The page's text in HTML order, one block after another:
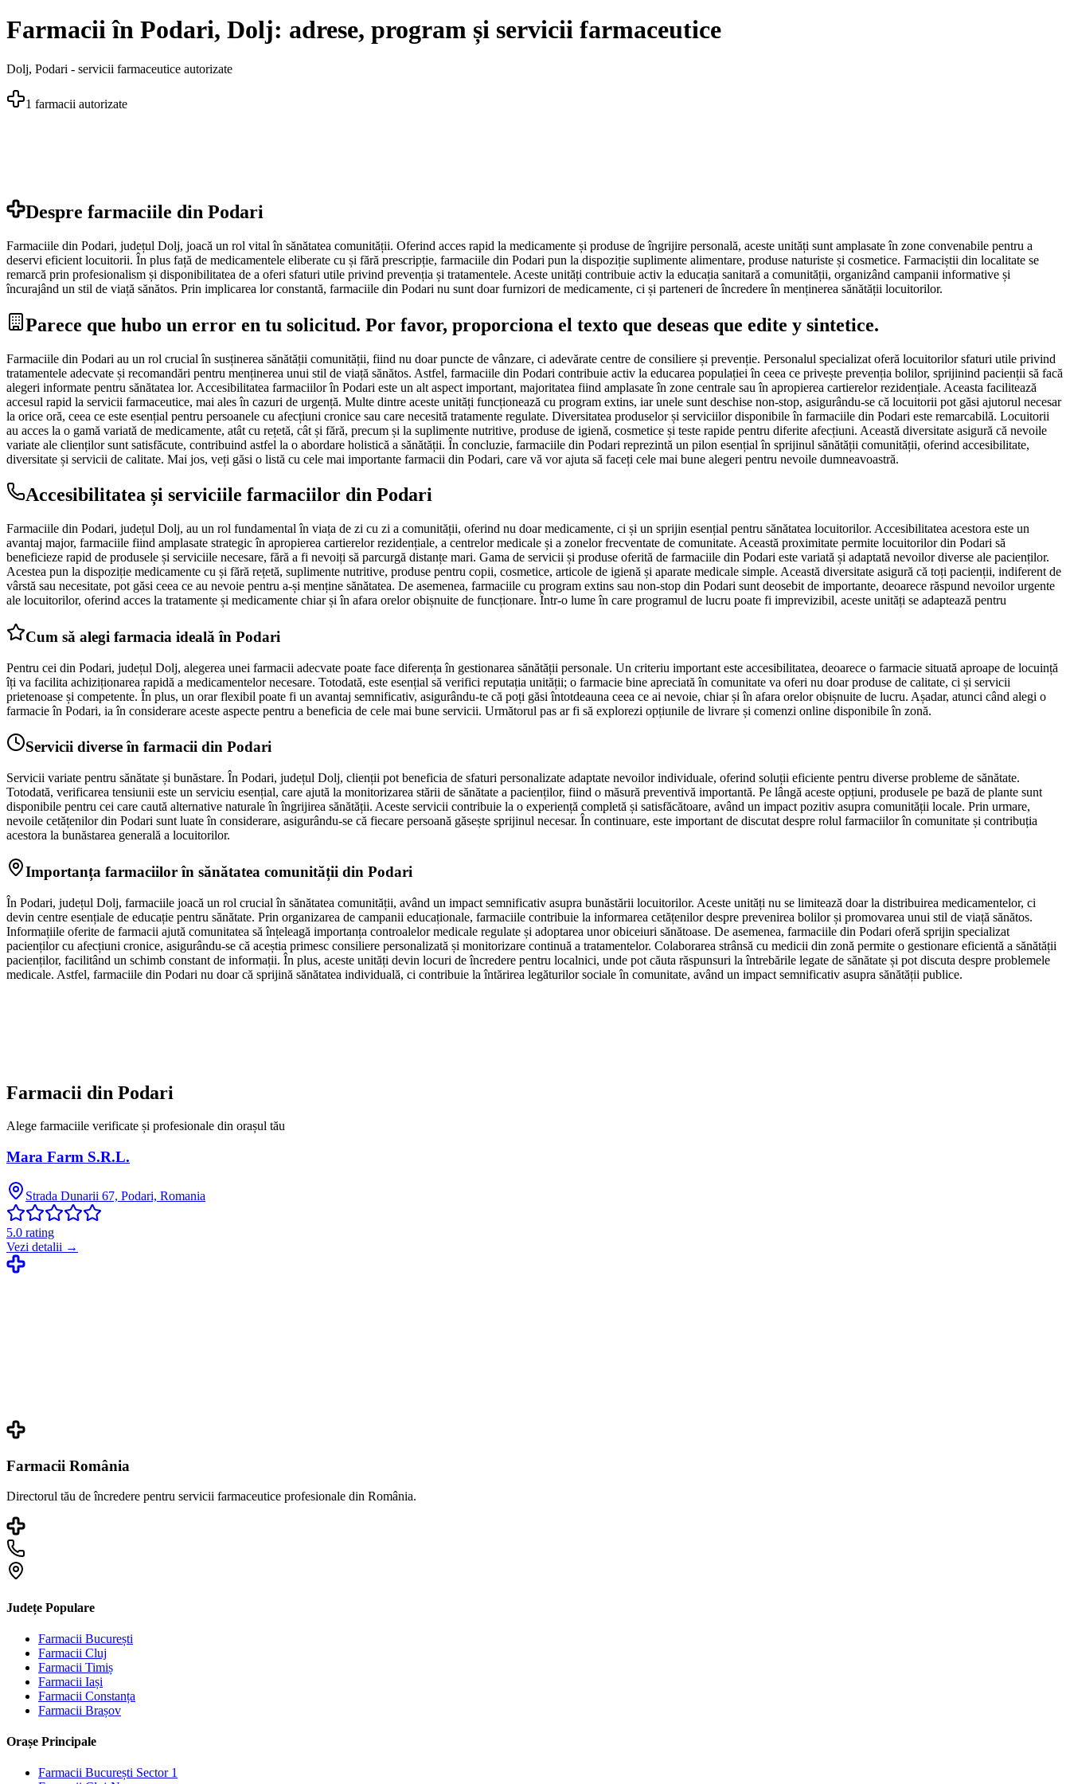
Farmacii în Podari, Dolj: adrese, program și servicii farmaceutice
Dolj, Podari - servicii farmaceutice autorizate
1 farmacii autorizate
Despre farmaciile din Podari
Farmaciile din Podari, județul Dolj, joacă un rol vital în sănătatea comunității. Oferind acces rapid la medicamente și produse de îngrijire personală, aceste unități sunt amplasate în zone convenabile pentru a
deservi eficient locuitorii. În plus față de medicamentele eliberate cu și fără prescripție, farmaciile din Podari pun la dispoziție suplimente alimentare, produse naturiste și cosmetice. Farmaciștii din localitate se
remarcă prin profesionalism și disponibilitatea de a oferi sfaturi utile privind prevenția și tratamentele. Aceste unități contribuie activ la educația sanitară a comunității, organizând campanii informative și
încurajând un stil de viață sănătos. Prin implicarea lor constantă, farmaciile din Podari nu sunt doar furnizori de medicamente, ci și parteneri de încredere în menținerea sănătății locuitorilor.
Parece que hubo un error en tu solicitud. Por favor, proporciona el texto que deseas que edite y sintetice.
Farmaciile din Podari au un rol crucial în susținerea sănătății comunității, fiind nu doar puncte de vânzare, ci adevărate centre de consiliere și prevenție. Personalul specializat oferă locuitorilor sfaturi utile privind
tratamentele adecvate și recomandări pentru menținerea unui stil de viață sănătos. Astfel, farmaciile din Podari contribuie activ la educarea populației în ceea ce privește prevenția bolilor, sprijinind pacienții să facă
alegeri informate pentru sănătatea lor. Accesibilitatea farmaciilor în Podari este un alt aspect important, majoritatea fiind amplasate în zone centrale sau în apropierea cartierelor rezidențiale. Aceasta facilitează
accesul rapid la servicii farmaceutice, mai ales în cazuri de urgență. Multe dintre aceste unități funcționează cu program extins, iar unele sunt deschise non-stop, asigurându-se că locuitorii pot găsi ajutorul necesar
la orice oră, ceea ce este esențial pentru persoanele cu afecțiuni cronice sau care necesită tratamente regulate. Diversitatea produselor și serviciilor disponibile în farmaciile din Podari este remarcabilă. Locuitorii
au acces la o gamă variată de medicamente, atât cu rețetă, cât și fără, precum și la suplimente nutritive, produse de igienă, cosmetice și teste rapide pentru diferite afecțiuni. Această diversitate asigură că nevoile
variate ale clienților sunt satisfăcute, contribuind astfel la o abordare holistică a sănătății. În concluzie, farmaciile din Podari reprezintă un pilon esențial în sprijinul sănătății comunității, oferind accesibilitate,
diversitate și servicii de calitate. Mai jos, veți găsi o listă cu cele mai importante farmacii din Podari, care vă vor ajuta să faceți cele mai bune alegeri pentru nevoile dumneavoastră.
Accesibilitatea și serviciile farmaciilor din Podari
Farmaciile din Podari, județul Dolj, au un rol fundamental în viața de zi cu zi a comunității, oferind nu doar medicamente, ci și un sprijin esențial pentru sănătatea locuitorilor. Accesibilitatea acestora este un
avantaj major, farmaciile fiind amplasate strategic în apropierea cartierelor rezidențiale, a centrelor medicale și a zonelor frecventate de comunitate. Această proximitate permite locuitorilor din Podari să
beneficieze rapid de produsele și serviciile necesare, fără a fi nevoiți să parcurgă distanțe mari. Gama de servicii și produse oferită de farmaciile din Podari este variată și adaptată nevoilor diverse ale pacienților.
Acestea pun la dispoziție medicamente cu și fără rețetă, suplimente nutritive, produse pentru copii, cosmetice, articole de igienă și aparate medicale simple. Această diversitate asigură că toți pacienții, indiferent de
vârstă sau necesitate, pot găsi ceea ce au nevoie pentru a-și menține sănătatea. De asemenea, farmaciile cu program extins sau non-stop din Podari sunt deosebit de importante, deoarece răspund nevoilor urgente
ale locuitorilor, oferind acces la tratamente și medicamente chiar și în afara orelor obișnuite de funcționare. Într-o lume în care programul de lucru poate fi imprevizibil, aceste unități se adaptează pentru
Cum să alegi farmacia ideală în Podari
Pentru cei din Podari, județul Dolj, alegerea unei farmacii adecvate poate face diferența în gestionarea sănătății personale. Un criteriu important este accesibilitatea, deoarece o farmacie situată aproape de locuință
îți va facilita achiziționarea rapidă a medicamentelor necesare. Totodată, este esențial să verifici reputația unității; o farmacie bine apreciată în comunitate va oferi nu doar produse de calitate, ci și servicii
prietenoase și competente. În plus, un orar flexibil poate fi un avantaj semnificativ, asigurându-te că poți găsi întotdeauna ceea ce ai nevoie, chiar și în afara orelor obișnuite de lucru. Așadar, atunci când alegi o
farmacie în Podari, ia în considerare aceste aspecte pentru a beneficia de cele mai bune servicii. Următorul pas ar fi să explorezi opțiunile de livrare și comenzi online disponibile în zonă.
Servicii diverse în farmacii din Podari
Servicii variate pentru sănătate și bunăstare. În Podari, județul Dolj, clienții pot beneficia de sfaturi personalizate adaptate nevoilor individuale, oferind soluții eficiente pentru diverse probleme de sănătate.
Totodată, verificarea tensiunii este un serviciu esențial, care ajută la monitorizarea stării de sănătate a pacienților, fiind o măsură preventivă importantă. Pe lângă aceste opțiuni, produsele pe bază de plante sunt
disponibile pentru cei care caută alternative naturale în îngrijirea sănătății. Aceste servicii contribuie la o experiență completă și satisfăcătoare, având un impact pozitiv asupra comunității locale. Prin urmare,
nevoile cetățenilor din Podari sunt luate în considerare, asigurându-se că fiecare persoană găsește sprijinul necesar. În continuare, este important de discutat despre rolul farmaciilor în comunitate și contribuția
acestora la bunăstarea generală a locuitorilor.
Importanța farmaciilor în sănătatea comunității din Podari
În Podari, județul Dolj, farmaciile joacă un rol crucial în sănătatea comunității, având un impact semnificativ asupra bunăstării locuitorilor. Aceste unități nu se limitează doar la distribuirea medicamentelor, ci
devin centre esențiale de educație pentru sănătate. Prin organizarea de campanii educaționale, farmaciile contribuie la informarea cetățenilor despre prevenirea bolilor și promovarea unui stil de viață sănătos.
Informațiile oferite de farmacii ajută comunitatea să înțeleagă importanța controalelor medicale regulate și adoptarea unor obiceiuri sănătoase. De asemenea, farmaciile din Podari oferă sprijin specializat
pacienților cu afecțiuni cronice, asigurându-se că aceștia primesc consiliere personalizată și monitorizare continuă a tratamentelor. Colaborarea strânsă cu medicii din zonă permite o gestionare eficientă a sănătății
pacienților, facilitând un schimb constant de informații. În plus, aceste unități devin locuri de încredere pentru localnici, unde pot căuta răspunsuri la întrebările legate de sănătate și pot discuta despre problemele
medicale. Astfel, farmaciile din Podari nu doar că sprijină sănătatea individuală, ci contribuie la întărirea legăturilor sociale în comunitate, având un impact semnificativ asupra sănătății publice.
Farmacii din Podari
Alege farmaciile verificate și profesionale din orașul tău
Mara Farm S.R.L.
Strada Dunarii 67, Podari, Romania
5.0 rating
Vezi detalii →
Farmacii România
Directorul tău de încredere pentru servicii farmaceutice profesionale din România.
Județe Populare
Farmacii București
Farmacii Cluj
Farmacii Timiș
Farmacii Iași
Farmacii Constanța
Farmacii Brașov
Orașe Principale
Farmacii București Sector 1